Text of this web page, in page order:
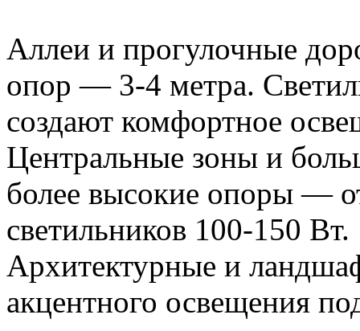
Аллеи и прогулочные
опор — 3-4 метра.
создают комфортное
Центральные зоны и
более высокие опоры —
светильников 100-150 Вт.
Архитектурные и
акцентного освещения